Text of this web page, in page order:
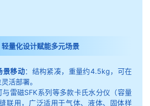
量化设计赋能多元场景
景移动：结构紧凑，重量约4.5kg，可在
活部署。
与雷磁SFK系列等多款卡氏水分仪（容量
联用，广泛适用于气体、液体、固体样